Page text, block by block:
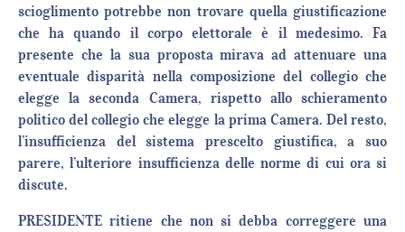
scioglimento potrebbe non trovare quella giustificazione
che ha quando il corpo elettorale è il medesimo. Fa
presente che la sua proposta mirava ad attenuare una
eventuale disparità nella composizione del collegio che
elegge la seconda Camera, rispetto allo schieramento
politico del collegio che elegge la prima Camera. Del resto,
l’insufficienza del sistema prescelto giustifica, a suo
parere, l’ulteriore insufficienza delle norme di cui ora si
discute.
PRESIDENTE ritiene che non si debba correggere una